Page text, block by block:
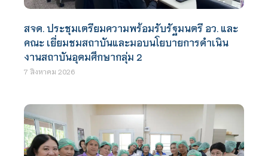
สจด. ประชุมเตรียมความพร้อมรับรัฐมนตรี อว. และ
คณะ เยี่ยมชมสถาบันและมอบนโยบายการดำเนิน
งานสถาบันอุดมศึกษากลุ่ม 2
7 สิงหาคม 2026